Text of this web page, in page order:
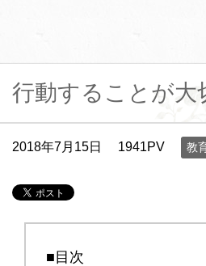
行動することが大
2018年7月15日 1941PV 教
■目次